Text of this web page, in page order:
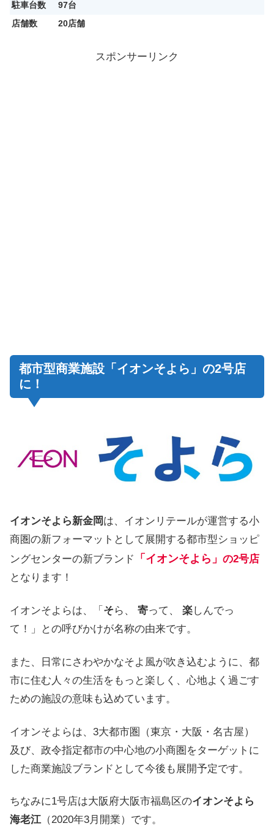
駐車台数
97台
店舗数
20店舗
スポンサーリンク
都市型商業施設「イオンそよら」の2号店
に！
イオンそよら新金岡 は、イオンリテールが運営する小
商圏の新フォーマットとして展開する都市型ショッピ
ングセンターの新ブランド
「イオンそよら」 の2号店
となります！
イオンそよらは、「 そら、 寄って、 楽しんでっ
て！」との呼びかけが名称の由来です。
また、日常にさわやかなそよ風が吹き込むように、都
市に住む人々の生活をもっと楽しく、心地よく過ごす
ための施設の意味も込めています。
イオンそよらは、3大都市圏（東京・大阪・名古屋）
及び、政令指定都市の中心地の小商圏をターゲットに
した商業施設ブランドとして今後も展開予定です。
ちなみに1号店は大阪府大阪市福島区のイオンそよら
海老江（2020年3月開業）です。